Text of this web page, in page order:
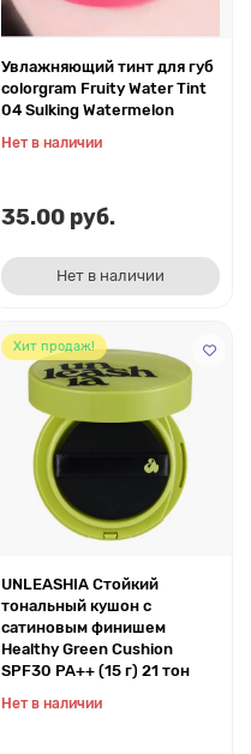
Увлажняющий тинт для губ
colorgram Fruity Water Tint
04 Sulking Watermelon
Нет в наличии
35.00 руб.
Нет в наличии
Хит продаж!
UNLEASHIA Стойкий
тональный кушон с
сатиновым финишем
Healthy Green Cushion
SPF30 PA++ (15 г) 21 тон
Нет в наличии